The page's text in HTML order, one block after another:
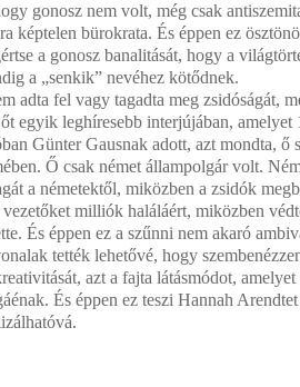
gonosz nem volt, még csak
képtelen bürokrata. És éppen ez
a gonosz banalitását, hogy a
a „senkik” nevéhez kötődnek.
adta fel vagy tagadta meg zsidóságát,
egyik leghíresebb interjújában, amelyet
Günter Gausnak adott, azt mondta, ő
Ő csak német állampolgár volt.
a németektől, miközben a zsidók
vezetőket milliók haláláért, miközben
És éppen ez a szűnni nem akaró
tették lehetővé, hogy
azt a fajta látásmódot,
És éppen ez teszi Hannah